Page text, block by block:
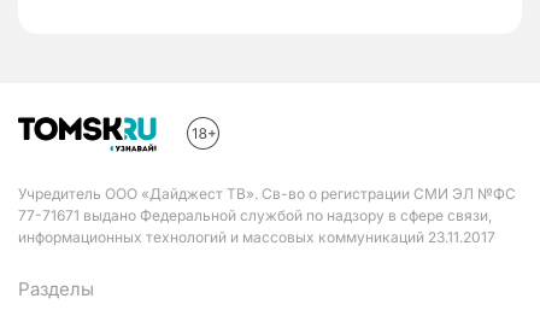
Учредитель ООО «Дайджест ТВ». Св-во о регистрации СМИ ЭЛ №ФС
77-71671 выдано Федеральной службой по надзору в сфере связи,
информационных технологий и массовых коммуникаций 23.11.2017
Разделы